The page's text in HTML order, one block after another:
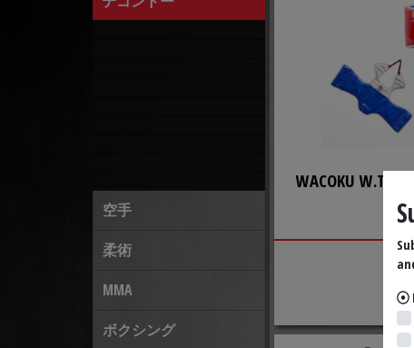
空手
柔術
MMA
ボクシング
WACOKU W.T.F.